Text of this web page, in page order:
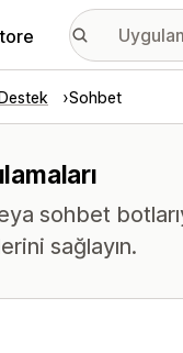
Sohbet
sohbet
sağlayın.